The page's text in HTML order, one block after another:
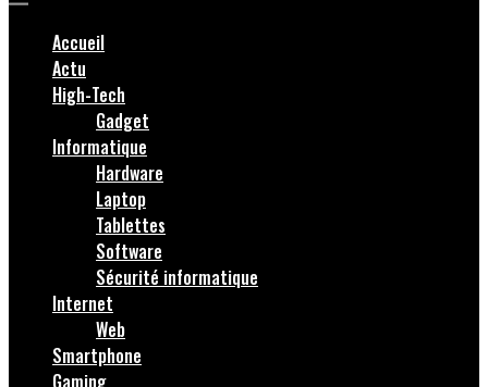
Accueil
Actu
High-Tech
Gadget
Informatique
Hardware
Laptop
Tablettes
Software
Sécurité informatique
Internet
Web
Smartphone
Gaming